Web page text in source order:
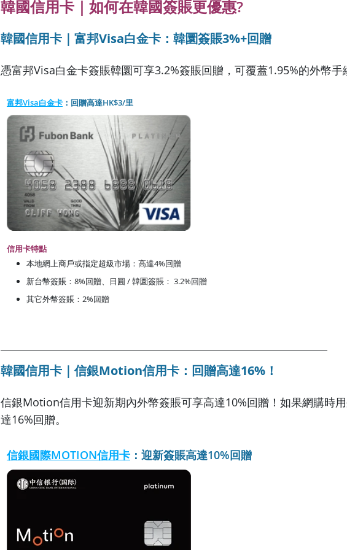
韓國信用卡｜如何在韓國簽賬更優惠?
韓國信用卡｜富邦Visa白金卡：韓圜簽賬3%+回贈
憑富邦Visa白金卡簽賬韓圜可享3.2%簽賬回贈，可覆蓋1.95%的外幣手
富邦Visa白金卡 ：回贈高達HK$3/里
信用卡特點
本地網上商戶或指定超級市場：高達4%回贈
新台幣簽賬：8%回贈、日圓 / 韓圜簽賬： 3.2%回贈
其它外幣簽賬：2%回贈
韓國信用卡｜信銀Motion信用卡：回贈高達16%！
信銀Motion信用卡迎新期內外幣簽賬可享高達10%回贈！如果網購時
達16%回贈。
信銀國際MOTION信用卡 ：迎新簽賬高達10%回贈